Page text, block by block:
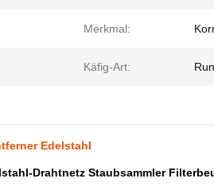
Merkmal:
Käfig-Art:
Edelstahl
Drahtnetz Staubsammler